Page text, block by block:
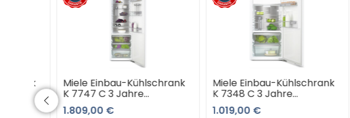
Miele Einbau-Kühlschrank
K 7747 C 3 Jahre
Premiumshop Garantie
1.809,00 €
Miele Einbau-Kühlschrank
K 7348 C 3 Jahre
Premiumshop Garantie
1.019,00 €